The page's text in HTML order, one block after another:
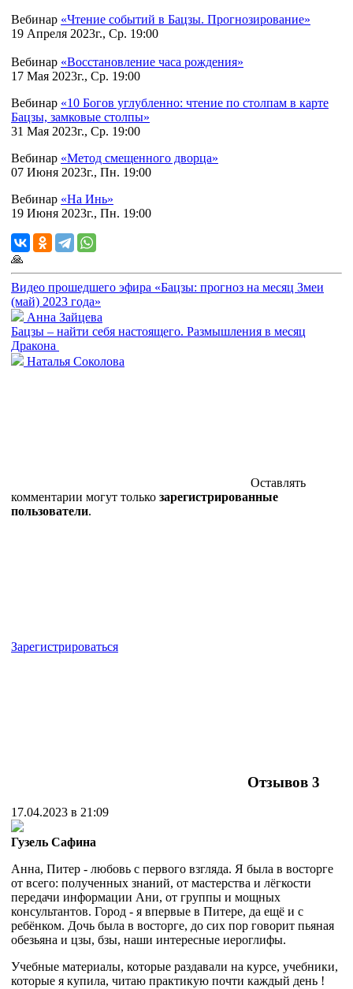
Вебинар «Чтение событий в Бацзы. Прогнозирование»
19 Апреля 2023г., Ср. 19:00
Вебинар «Восстановление часа рождения»
17 Мая 2023г., Ср. 19:00
Вебинар «10 Богов углубленно: чтение по столпам в карте
Бацзы, замковые столпы»
31 Мая 2023г., Ср. 19:00
Вебинар «Метод смещенного дворца»
07 Июня 2023г., Пн. 19:00
Вебинар «На Инь»
19 Июня 2023г., Пн. 19:00
🙏
Видео прошедшего эфира «Бацзы: прогноз на месяц Змеи
(май) 2023 года»
Анна Зайцева
Бацзы – найти себя настоящего. Размышления в месяц
Дракона
Наталья Соколова
Оставлять
комментарии могут только зарегистрированные
пользователи.
Зарегистрироваться
Отзывов 3
17.04.2023 в 21:09
Гузель Сафина
Анна, Питер - любовь с первого взгляда. Я была в восторге
от всего: полученных знаний, от мастерства и лёгкости
передачи информации Ани, от группы и мощных
консультантов. Город - я впервые в Питере, да ещё и с
ребёнком. Дочь была в восторге, до сих пор говорит пьяная
обезьяна и цзы, бзы, наши интересные иероглифы.
Учебные материалы, которые раздавали на курсе, учебники,
которые я купила, читаю практикую почти каждый день !